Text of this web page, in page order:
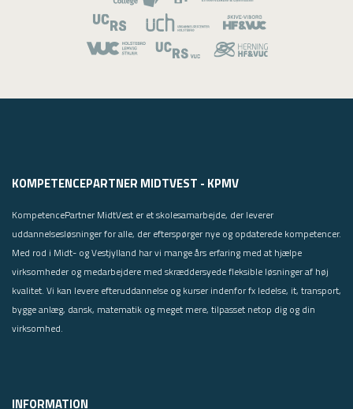
KOMPETENCEPARTNER MIDTVEST - KPMV
KompetencePartner MidtVest er et skolesamarbejde, der leverer
uddannelsesløsninger for alle, der efterspørger nye og opdaterede kompetencer.
Med rod i Midt- og Vestjylland har vi mange års erfaring med at hjælpe
virksomheder og medarbejdere med skræddersyede fleksible løsninger af høj
kvalitet. Vi kan levere efteruddannelse og kurser indenfor fx ledelse, it, transport,
bygge anlæg, dansk, matematik og meget mere, tilpasset netop dig og din
virksomhed.
INFORMATION